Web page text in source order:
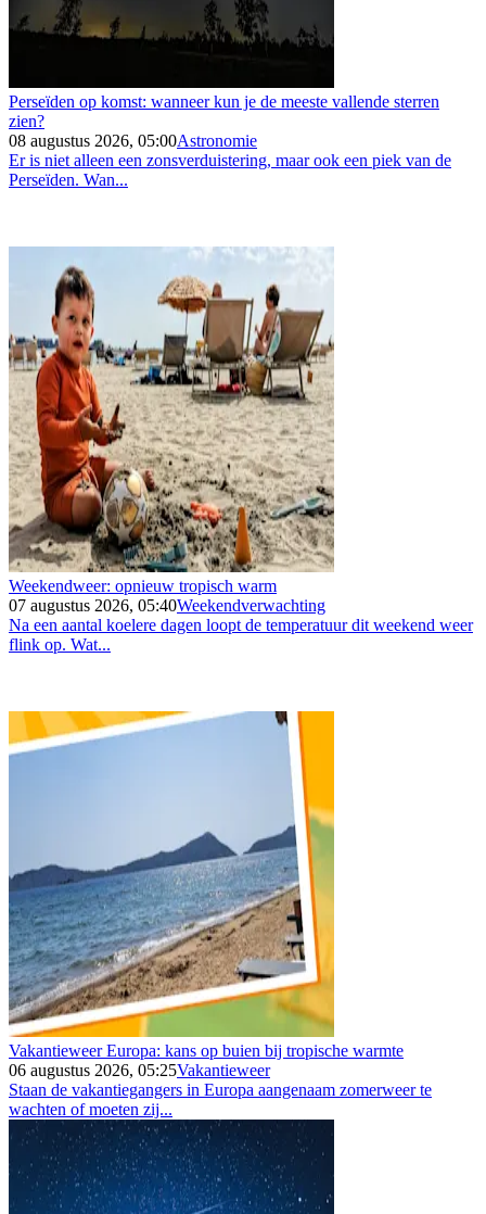
Perseïden op komst: wanneer kun je de meeste vallende sterren
zien?
08 augustus 2026, 05:00Astronomie
Er is niet alleen een zonsverduistering, maar ook een piek van de
Perseïden. Wan...
Weekendweer: opnieuw tropisch warm
07 augustus 2026, 05:40Weekendverwachting
Na een aantal koelere dagen loopt de temperatuur dit weekend weer
flink op. Wat...
Vakantieweer Europa: kans op buien bij tropische warmte
06 augustus 2026, 05:25Vakantieweer
Staan de vakantiegangers in Europa aangenaam zomerweer te
wachten of moeten zij...